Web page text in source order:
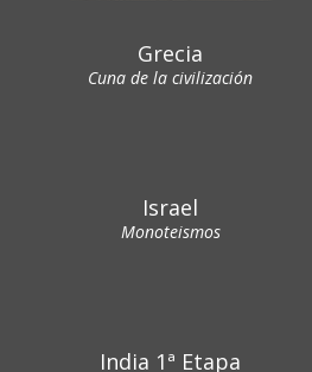
Grecia
Cuna de la civilización
Israel
Monoteismos
India 1ª Etapa